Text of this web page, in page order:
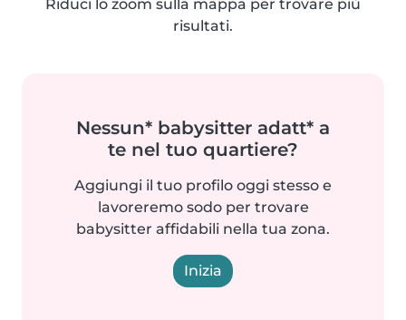
Riduci lo zoom sulla mappa per trovare più
risultati.
Nessun* babysitter adatt* a
te nel tuo quartiere?
Aggiungi il tuo profilo oggi stesso e
lavoreremo sodo per trovare
babysitter affidabili nella tua zona.
Inizia